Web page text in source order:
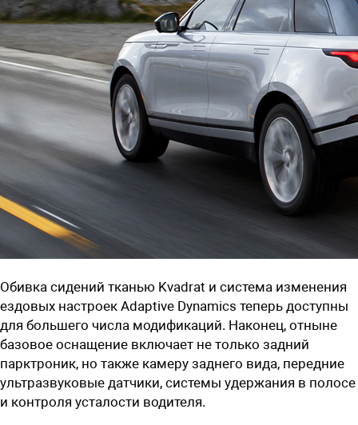
Обивка сидений тканью Kvadrat и система изменения
ездовых настроек Adaptive Dynamics теперь доступны
для большего числа модификаций. Наконец, отныне
базовое оснащение включает не только задний
парктроник, но также камеру заднего вида, передние
ультразвуковые датчики, системы удержания в полосе
и контроля усталости водителя.